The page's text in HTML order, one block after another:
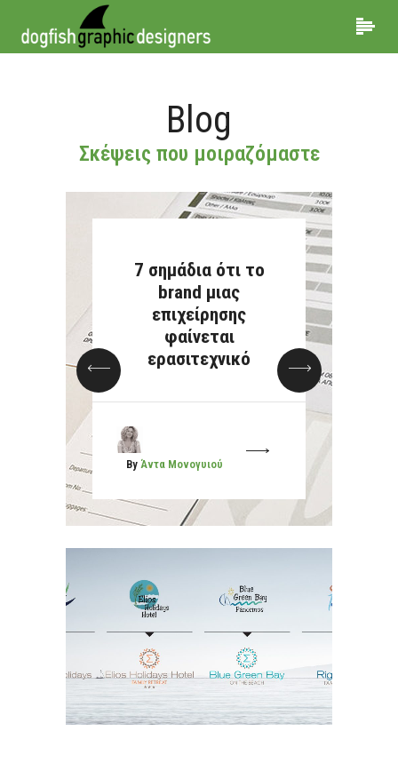
Blog
Σκέψεις που μοιραζόμαστε
Brand Manual: το
μυστικό εργαλείο
πίσω από τα
ισχυρά brands
By